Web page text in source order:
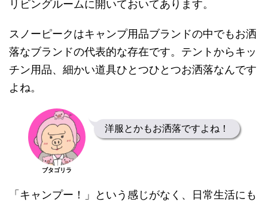
リビングルームに開いておいてあります。
スノーピークはキャンプ用品ブランドの中でもお洒
落なブランドの代表的な存在です。テントからキッ
チン用品、細かい道具ひとつひとつお洒落なんです
よね。
ブタゴリラ
洋服とかもお洒落ですよね！
「キャンプー！」という感じがなく、日常生活にも